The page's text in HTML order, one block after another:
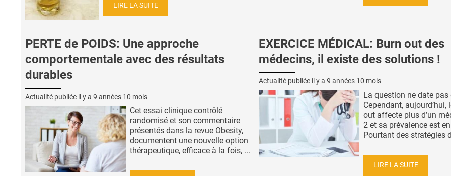
LIRE LA SUITE
PERTE de POIDS: Une approche
comportementale avec des résultats
durables
Actualité publiée il y a 9 années 10 mois
Cet essai clinique contrôlé
randomisé et son commentaire
présentés dans la revue Obesity,
documentent une nouvelle option
thérapeutique, efficace à la fois, ...
EXERCICE MÉDICAL: Burn out des
médecins, il existe des solutions !
Actualité publiée il y a 9 années 10 mois
La question ne date pas
Cependant, aujourd’hui,
out affecte plus d’un
2 et sa prévalence est
Pourtant des stratégies
LIRE LA SUITE